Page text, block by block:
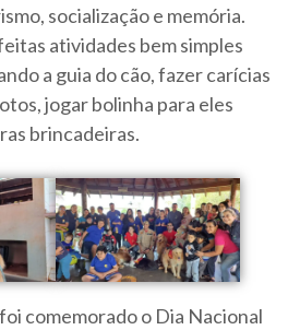
socialização e memória.
atividades bem simples
a guia do cão, fazer carícias
jogar bolinha para eles
brincadeiras.
comemorado o Dia Nacional